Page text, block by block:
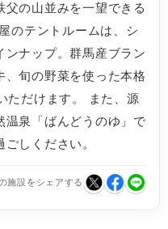
の山並みを一望できる
のテントルームは、シ
ンナップ。群馬産ブラン
、旬の野菜を使った本格
ただけます。 また、源
温泉「ばんどうのゆ」で
しください。
施設をシェアする